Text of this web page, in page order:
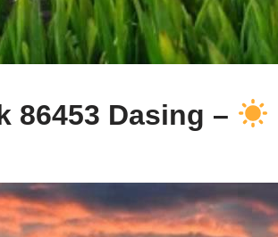
86453 Dasing –